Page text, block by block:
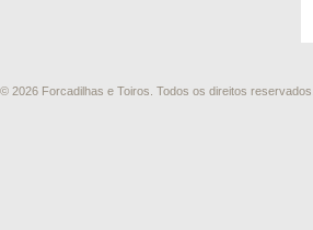
© 2026 Forcadilhas e Toiros. Todos os direitos reservados.